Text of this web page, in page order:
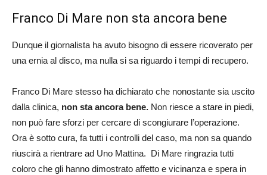
Franco Di Mare non sta ancora bene
Dunque il giornalista ha avuto bisogno di essere ricoverato per
una ernia al disco, ma nulla si sa riguardo i tempi di recupero.
Franco Di Mare stesso ha dichiarato che nonostante sia uscito
dalla clinica, non sta ancora bene. Non riesce a stare in piedi,
non può fare sforzi per cercare di scongiurare l’operazione.
Ora è sotto cura, fa tutti i controlli del caso, ma non sa quando
riuscirà a rientrare ad Uno Mattina. Di Mare ringrazia tutti
coloro che gli hanno dimostrato affetto e vicinanza e spera in